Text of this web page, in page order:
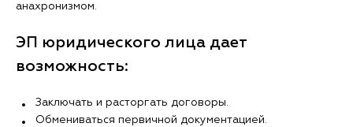
анахронизмом.
ЭП юридического лица дает
возможность:
Заключать и расторгать договоры.
Обмениваться первичной документацией.